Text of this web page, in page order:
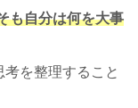
も自分は何を大事
を整理すること